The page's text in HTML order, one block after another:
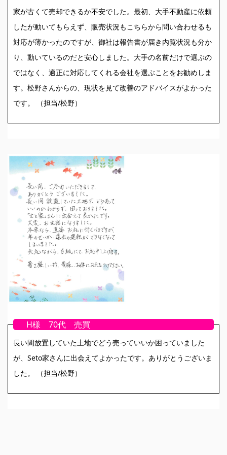
家が古くて売却できるか不安でした。最初、大手不動産に依頼
したが動いてもらえず、販売状況もこちらから問い合わせるも
対応が薄かったのですが、御社は報告書が届き内覧状況も分か
り、動いているのだと安心しました。大手の名前だけで選ぶの
ではなく、適正に対応してくれる会社を選ぶことをお勧めしま
す。松野さんからの、現状を見て改善のアドバイスがよかった
です。 （担当/松野）
H様 70代 売買
長い間放置していた土地でどう売っていいか困っていました
が、Seto家さんに出会えてよかったです。ありがとうございま
した。 （担当/松野）